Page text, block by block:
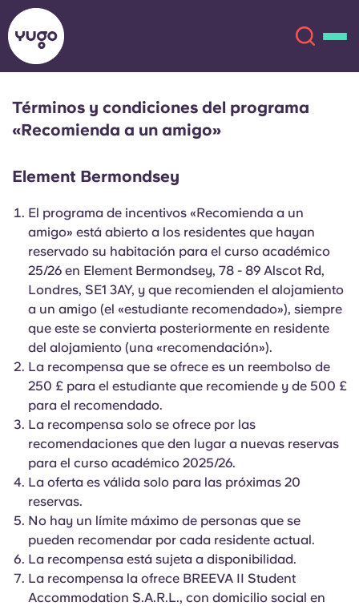
Acerca de
Ubicaciones
Más
Cuenta Idioma
English (GB)
English (US)
Chinese
Català
Deutsch
Elige un país
Elige una ciudad
Elige una residencia
Iniciar sesión
Reserva ahora
English (GB)
English (US)
Chinese Español
Català Deutsch
Italian French
Portuguese
Términos y condiciones del programa
«Recomienda a un amigo»
Element Bermondsey
El programa de incentivos «Recomienda a un
amigo» está abierto a los residentes que hayan
reservado su habitación para el curso académico
25/26 en Element Bermondsey, 78 - 89 Alscot Rd,
Londres, SE1 3AY, y que recomienden el alojamiento
a un amigo (el «estudiante recomendado»), siempre
que este se convierta posteriormente en residente
del alojamiento (una «recomendación»).
La recompensa que se ofrece es un reembolso de
250 £ para el estudiante que recomiende y de 500 £
para el recomendado.
La recompensa solo se ofrece por las
recomendaciones que den lugar a nuevas reservas
para el curso académico 2025/26.
La oferta es válida solo para las próximas 20
reservas.
No hay un límite máximo de personas que se
pueden recomendar por cada residente actual.
La recompensa está sujeta a disponibilidad.
La recompensa la ofrece BREEVA II Student
Accommodation S.A.R.L., con domicilio social en